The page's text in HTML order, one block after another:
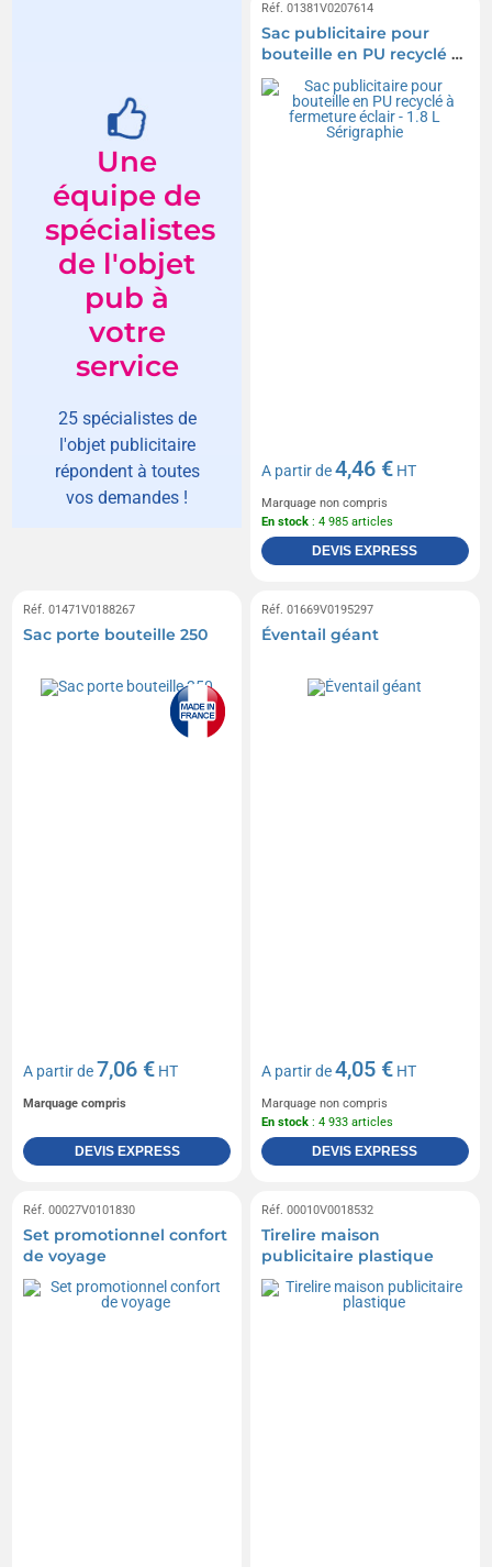
Une
équipe de
spécialistes
de l'objet
pub à
votre
service
25 spécialistes de
l'objet publicitaire
répondent à toutes
vos demandes !
Réf. 01381V0207614
Sac publicitaire pour
bouteille en PU recyclé à
fermeture éclair - 1.8 L
Sérigraphie
A partir de4,46 € HT
Marquage non compris
En stock : 4 985 articles
DEVIS EXPRESS
Réf. 01471V0188267
Sac porte bouteille 250
A partir de 7,06 € HT
Marquage compris
DEVIS EXPRESS
Réf. 01669V0195297
Éventail géant
A partir de4,05 € HT
Marquage non compris
En stock : 4 933 articles
DEVIS EXPRESS
Réf. 00027V0101830
Set promotionnel confort
de voyage
Réf. 00010V0018532
Tirelire maison
publicitaire plastique